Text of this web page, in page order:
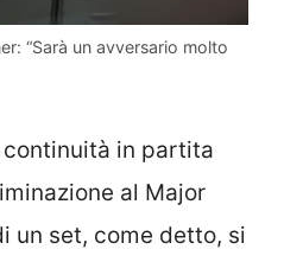
“Sarà un avversario molto
in partita
al Major
un set, come detto, si